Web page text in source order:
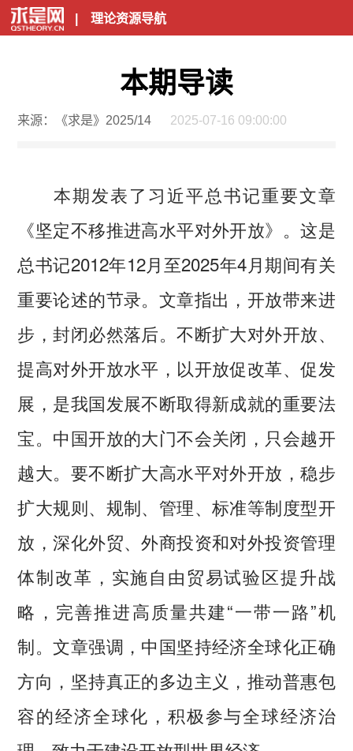
| 理论资源导航
本期导读
来源：《求是》2025/14 2025-07-16 09:00:00
本期发表了习近平总书记重要文章
《坚定不移推进高水平对外开放》。这是
总书记2012年12月至2025年4月期间有关
重要论述的节录。文章指出，开放带来进
步，封闭必然落后。不断扩大对外开放、
提高对外开放水平，以开放促改革、促发
展，是我国发展不断取得新成就的重要法
宝。中国开放的大门不会关闭，只会越开
越大。要不断扩大高水平对外开放，稳步
扩大规则、规制、管理、标准等制度型开
放，深化外贸、外商投资和对外投资管理
体制改革，实施自由贸易试验区提升战
略，完善推进高质量共建“一带一路”机
制。文章强调，中国坚持经济全球化正确
方向，坚持真正的多边主义，推动普惠包
容的经济全球化，积极参与全球经济治